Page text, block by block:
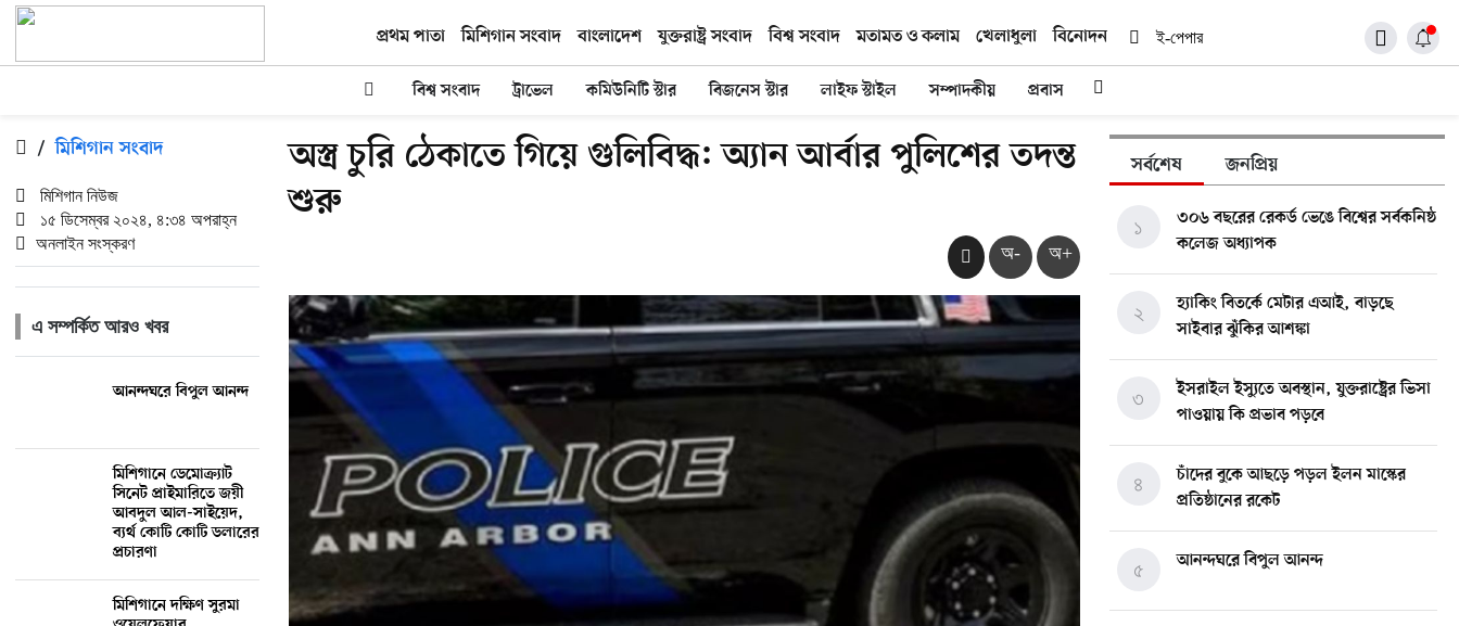
প্রথম পাতা মিশিগান সংবাদ বাংলাদেশ যুক্তরাষ্ট্র সংবাদ বিশ্ব সংবাদ মতামত ও কলাম খেলাধুলা বিনোদন ই-পেপার
বিশ্ব সংবাদ ট্রাভেল কমিউনিটি স্টার বিজনেস স্টার লাইফ স্টাইল সম্পাদকীয় প্রবাস
/ মিশিগান সংবাদ
মিশিগান নিউজ
১৫ ডিসেম্বর ২০২৪, ৪:৩৪ অপরাহ্ন
অনলাইন সংস্করণ
এ সম্পর্কিত আরও খবর
আনন্দঘরে বিপুল আনন্দ
মিশিগানে ডেমোক্র্যাট
সিনেট প্রাইমারিতে জয়ী
আবদুল আল-সাইয়েদ,
ব্যর্থ কোটি কোটি ডলারের
প্রচারণা
মিশিগানে দক্ষিণ সুরমা
অস্ত্র চুরি ঠেকাতে গিয়ে গুলিবিদ্ধ: অ্যান আর্বার পুলিশের তদন্ত
শুরু
অ- অ+
সর্বশেষ জনপ্রিয়
৩০৬ বছরের রেকর্ড ভেঙে বিশ্বের সর্বকনিষ্ঠ
কলেজ অধ্যাপক
১
হ্যাকিং বিতর্কে মেটার এআই, বাড়ছে
সাইবার ঝুঁকির আশঙ্কা
২
ইসরাইল ইস্যুতে অবস্থান, যুক্তরাষ্ট্রের ভিসা
পাওয়ায় কি প্রভাব পড়বে
৩
চাঁদের বুকে আছড়ে পড়ল ইলন মাস্কের
প্রতিষ্ঠানের রকেট
৪
আনন্দঘরে বিপুল আনন্দ
৫